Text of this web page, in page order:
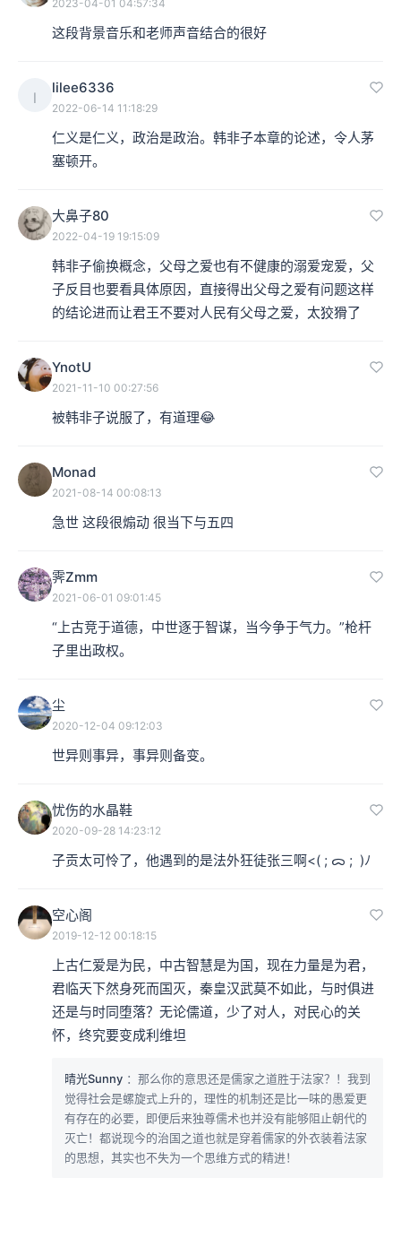
2023-04-01 04:57:34
这段背景音乐和老师声音结合的很好
l
lilee6336
2022-06-14 11:18:29
仁义是仁义，政治是政治。韩非子本章的论述，令人茅
塞顿开。
大鼻子80
2022-04-19 19:15:09
韩非子偷换概念，父母之爱也有不健康的溺爱宠爱，父
子反目也要看具体原因，直接得出父母之爱有问题这样
的结论进而让君王不要对人民有父母之爱，太狡猾了
YnotU
2021-11-10 00:27:56
被韩非子说服了，有道理😂
Monad
2021-08-14 00:08:13
急世 这段很煽动 很当下与五四
霁Zmm
2021-06-01 09:01:45
“上古竞于道德，中世逐于智谋，当今争于气力。”枪杆
子里出政权。
尘
2020-12-04 09:12:03
世异则事异，事异则备变。
忧伤的水晶鞋
2020-09-28 14:23:12
子贡太可怜了，他遇到的是法外狂徒张三啊<( ; ᯅ ;  )ﾉ
空心阁
2019-12-12 00:18:15
上古仁爱是为民，中古智慧是为国，现在力量是为君，
君临天下然身死而国灭，秦皇汉武莫不如此，与时俱进
还是与时同堕落？无论儒道，少了对人，对民心的关
怀，终究要变成利维坦
晴光Sunny ：那么你的意思还是儒家之道胜于法家？！我到
觉得社会是螺旋式上升的，理性的机制还是比一味的愚爱更
有存在的必要，即便后来独尊儒术也并没有能够阻止朝代的
灭亡！都说现今的治国之道也就是穿着儒家的外衣装着法家
的思想，其实也不失为一个思维方式的精进！